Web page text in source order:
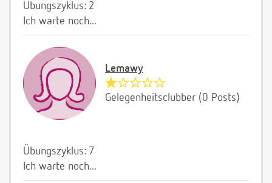
Übungszyklus: 2
Ich warte noch...
Lemawy
Gelegenheitsclubber (0 Posts)
Übungszyklus: 7
Ich warte noch...